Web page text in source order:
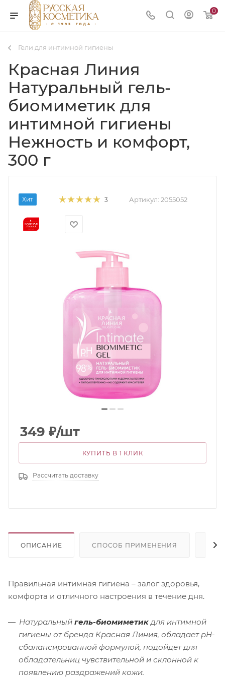
0
Гели для интимной гигиены
Красная Линия
Натуральный гель-
биомиметик для
интимной гигиены
Нежность и комфорт,
300 г
Хит 3 Артикул: 2055052
349 ₽/шт
КУПИТЬ В 1 КЛИК
Рассчитать доставку
ОПИСАНИЕ СПОСОБ ПРИМЕНЕНИЯ
Правильная интимная гигиена – залог здоровья,
комфорта и отличного настроения в течение дня.
Натуральный гель-биомиметикдля интимной
гигиены от бренда Красная Линия, обладает pH-
сбалансированной формулой, подойдет для
обладательниц чувствительной и склонной к
появлению раздражений кожи.